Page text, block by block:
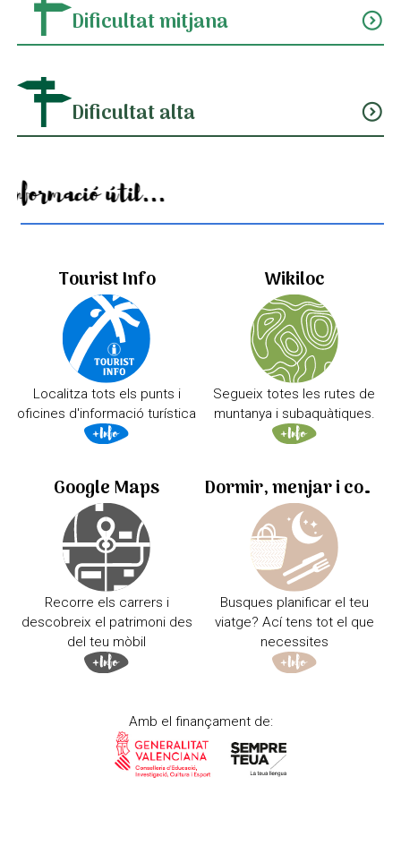
Dificultat mitjana expand_circle_down
Dificultat alta expand_circle_down
Informació útil...
Tourist Info
Localitza tots els punts i
oficines d'informació turística
Wikiloc
Segueix totes les rutes de
muntanya i subaquàtiques.
Google Maps
Recorre els carrers i
descobreix el patrimoni des
del teu mòbil
Dormir, menjar i comprar
Busques planificar el teu
viatge? Ací tens tot el que
necessites
Amb el finançament de: